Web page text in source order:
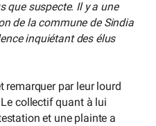
que suspecte. Il y a une
de la commune de Sindia
inquiétant des élus
remarquer par leur lourd
collectif quant à lui
et une plainte a